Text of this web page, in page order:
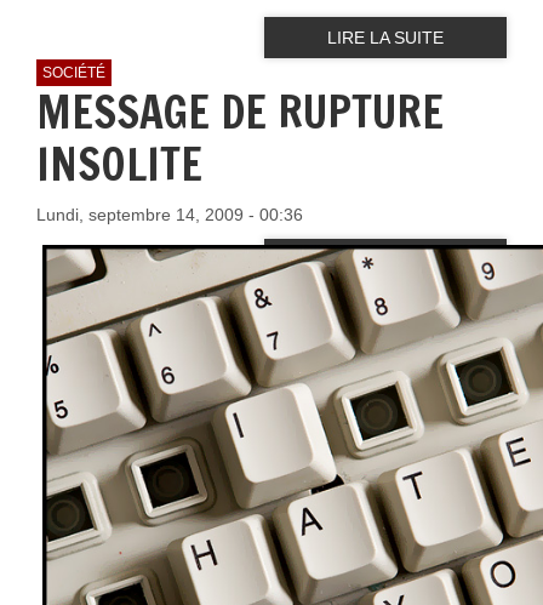
LIRE LA SUITE
SOCIÉTÉ
MESSAGE DE RUPTURE
INSOLITE
Lundi, septembre 14, 2009 - 00:36